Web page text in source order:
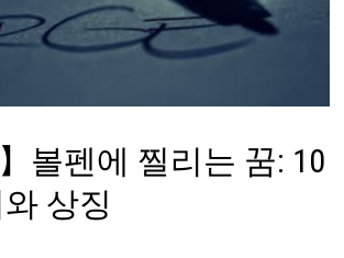
볼펜에 찔리는 꿈: 10
상징